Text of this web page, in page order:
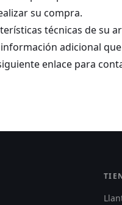
su compra.
técnicas de su
adicional
enlace para